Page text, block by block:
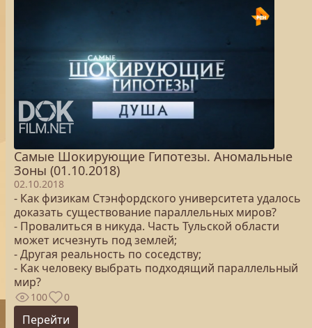
Самые Шокирующие Гипотезы. Аномальные
Зоны (01.10.2018)
02.10.2018
- Как физикам Стэнфордского университета удалось
доказать существование параллельных миров?
- Провалиться в никуда. Часть Тульской области
может исчезнуть под землей;
- Другая реальность по соседству;
- Как человеку выбрать подходящий параллельный
мир?
100 0
Перейти